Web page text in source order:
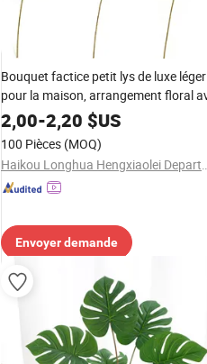
Bouquet factice petit lys de luxe léger
pour la maison, arrangement floral
feuilles vertes, décoration de table à
manger, décoration de mariage, plante
verte
2,00-2,20 $US
100 Pièces (MOQ)
Haikou Longhua
Envoyer demande